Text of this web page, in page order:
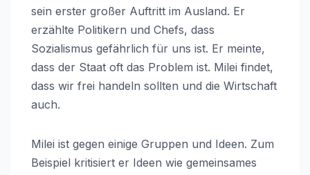
sein erster großer Auftritt im Ausland. Er
erzählte Politikern und Chefs, dass
Sozialismus gefährlich für uns ist. Er meinte,
dass der Staat oft das Problem ist. Milei findet,
dass wir frei handeln sollten und die Wirtschaft
auch.
Milei ist gegen einige Gruppen und Ideen. Zum
Beispiel kritisiert er Ideen wie gemeinsames